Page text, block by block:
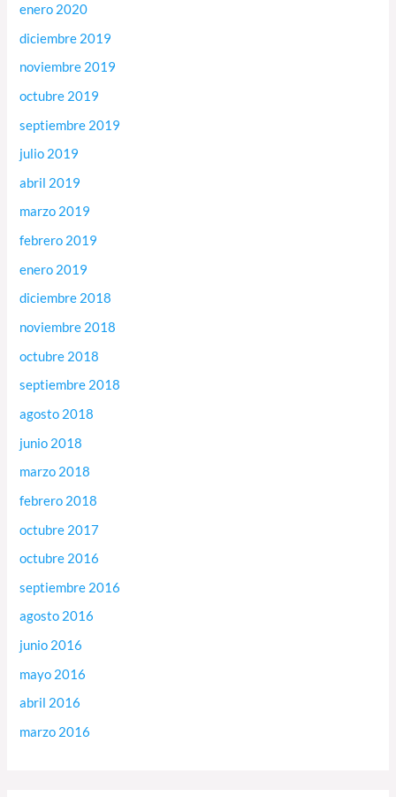
enero 2020
diciembre 2019
noviembre 2019
octubre 2019
septiembre 2019
julio 2019
abril 2019
marzo 2019
febrero 2019
enero 2019
diciembre 2018
noviembre 2018
octubre 2018
septiembre 2018
agosto 2018
junio 2018
marzo 2018
febrero 2018
octubre 2017
octubre 2016
septiembre 2016
agosto 2016
junio 2016
mayo 2016
abril 2016
marzo 2016